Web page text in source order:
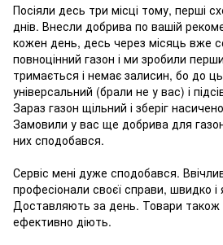
Посіяли десь три місці тому, перші
днів. Внесли добрива по вашій
кожен день, десь через місяць вже
повноцінний газон і ми зробили
тримається і немає залисин, бо до
універсальний (брали не у вас) і
Зараз газон щільний і зберіг
Замовили у вас ще добрива для
них сподобався.
Сервіс мені дуже сподобався.
професіонали своєї справи, швидко і
Доставляють за день. Товари також
ефективно діють.